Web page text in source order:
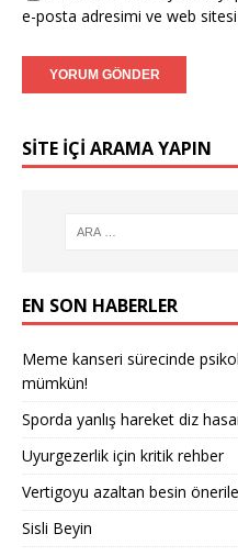
e-posta adresimi ve web sitesi
SITE IÇI ARAMA YAPIN
EN SON HABERLER
Meme kanseri sürecinde
mümkün!
Sporda yanlış hareket diz
Uyurgezerlik için kritik rehber
Vertigoyu azaltan besin
Sisli Beyin